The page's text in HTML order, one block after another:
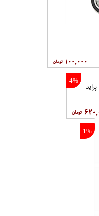
۱۰۰,۰۰۰
4%
1%